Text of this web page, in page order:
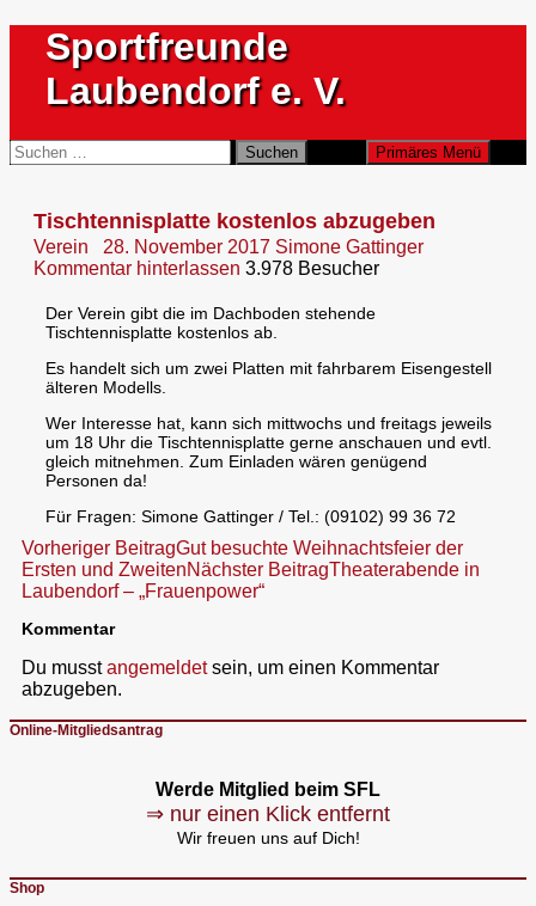
Inhalt
springen
Sportfreunde
Laubendorf e. V.
Suchen Primäres Menü
Suchen
nach:
Tischtennisplatte kostenlos abzugeben
Verein 28. November 2017 Simone Gattinger
Kommentar hinterlassen 3.978 Besucher
Der Verein gibt die im Dachboden stehende
Tischtennisplatte kostenlos ab.
Es handelt sich um zwei Platten mit fahrbarem Eisengestell
älteren Modells.
Wer Interesse hat, kann sich mittwochs und freitags jeweils
um 18 Uhr die Tischtennisplatte gerne anschauen und evtl.
gleich mitnehmen. Zum Einladen wären genügend
Personen da!
Für Fragen: Simone Gattinger / Tel.: (09102) 99 36 72
Beitragsnavigation
Vorheriger BeitragGut besuchte Weihnachtsfeier der
Ersten und ZweitenNächster BeitragTheaterabende in
Laubendorf – „Frauenpower“
Kommentar
Du musstangemeldetsein, um einen Kommentar
abzugeben.
Online-Mitgliedsantrag
Werde Mitglied beim SFL
⇒ nur einen Klick entfernt
Wir freuen uns auf Dich!
Shop